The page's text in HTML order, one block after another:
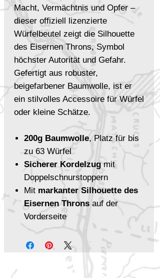
Macht, Vermächtnis und Opfer –
dieser offiziell lizenzierte
Würfelbeutel zeigt die Silhouette
des Eisernen Throns, Symbol
höchster Autorität und Gefahr.
Gefertigt aus robuster,
beigefarbener Baumwolle, ist er
ein stilvolles Accessoire für Würfel
oder kleine Schätze.
200g Baumwolle, Platz für bis
zu 63 Würfel
Sicherer Kordelzugmit
Doppelschnurstoppern
Mit markanter Silhouette des
Eisernen Throns auf der
Vorderseite